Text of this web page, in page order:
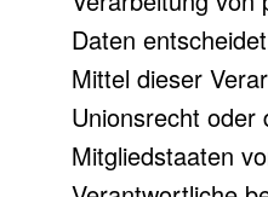
Daten
Mittel dieser
Unionsrecht oder
Mitgliedstaaten